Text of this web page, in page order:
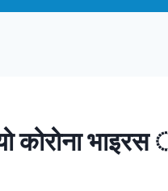
कोरोना